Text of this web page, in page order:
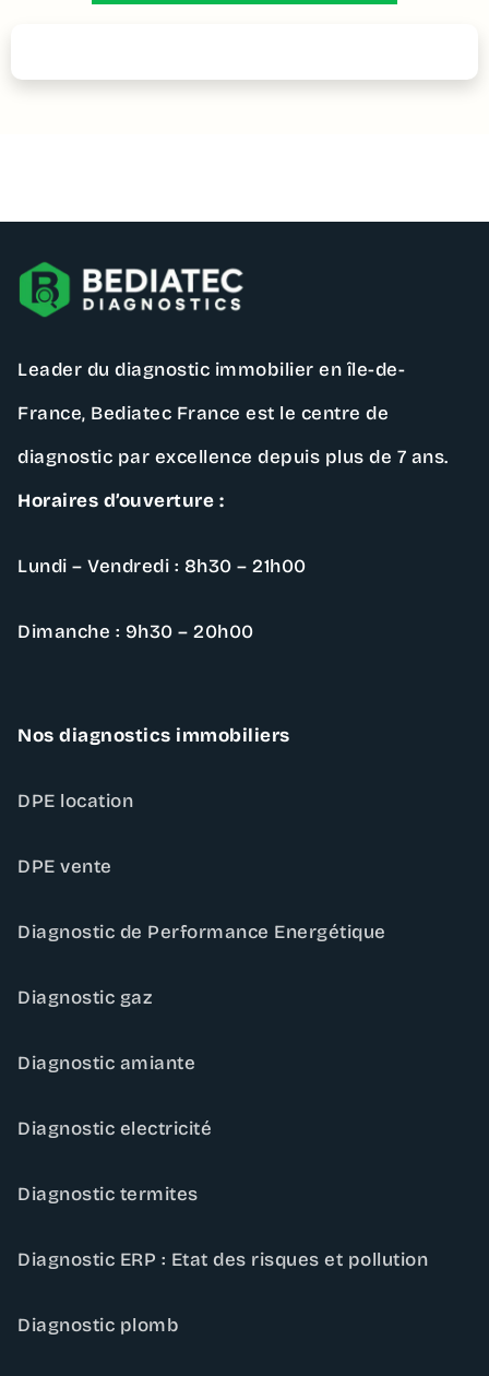
Leader du diagnostic immobilier en île-de-
France, Bediatec France est le centre de
diagnostic par excellence depuis plus de 7 ans.
Horaires d’ouverture :
Lundi – Vendredi : 8h30 – 21h00
Dimanche : 9h30 – 20h00
Nos diagnostics immobiliers
DPE location
DPE vente
Diagnostic de Performance Energétique
Diagnostic gaz
Diagnostic amiante
Diagnostic electricité
Diagnostic termites
Diagnostic ERP : Etat des risques et pollution
Diagnostic plomb